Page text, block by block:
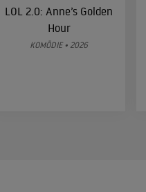
LOL 2.0: Anne’s Golden
Hour
KOMÖDIE • 2026